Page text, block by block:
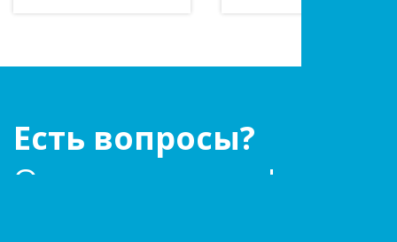
Есть вопросы?
Оставьте заявку!